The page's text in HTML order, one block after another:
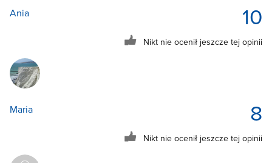
10
Ania
Nikt nie ocenił jeszcze tej opinii
8
Maria
Nikt nie ocenił jeszcze tej opinii